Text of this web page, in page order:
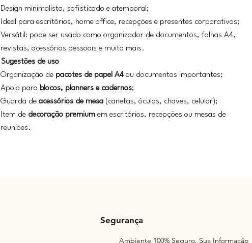
Design minimalista, sofisticado e atemporal;
Ideal para escritórios, home office, recepções e presentes corporativos;
Versátil: pode ser usado como organizador de documentos, folhas A4,
revistas, acessórios pessoais e muito mais.
Sugestões de uso
Organização de pacotes de papel A4 ou documentos importantes;
Apoio para blocos, planners e cadernos;
Guarda de acessórios de mesa (canetas, óculos, chaves, celular);
Item de decoração premium em escritórios, recepções ou mesas de
reuniões.
Segurança
Ambiente 100% Seguro. Sua Informação